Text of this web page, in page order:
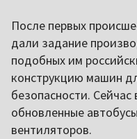
После первых
дали задание
подобных им
конструкцию машин
безопасности.
обновленные
вентиляторов.